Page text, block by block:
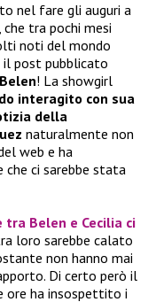
nel fare gli auguri a
, che tra pochi mesi
noti del mondo
post pubblicato
Belen! La showgirl
interagito con sua
della
naturalmente non
web e ha
ci sarebbe stata
tra Belen e Cecilia ci
loro sarebbe calato
non hanno mai
Di certo però il
ore ha insospettito i